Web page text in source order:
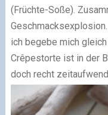
(Früchte-Soße).
ich begebe mich
Crêpestorte ist in der
doch recht